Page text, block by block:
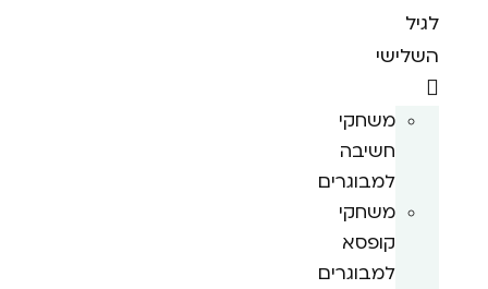
לגיל
השלישי
משחקי
חשיבה
למבוגרים
משחקי
קופסא
למבוגרים